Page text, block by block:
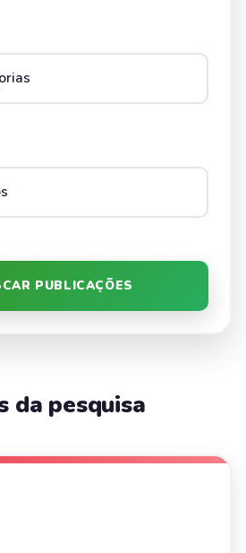
PUBLICAÇÕES
da pesquisa